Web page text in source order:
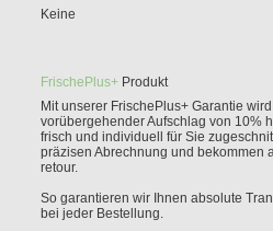
Keine
FrischePlus+ Produkt
Mit unserer FrischePlus+Garantie
vorübergehender Aufschlag von 10%
frisch und individuell für Sie
präzisen Abrechnung und bekommen
retour.
So garantieren wir Ihnen absolute
bei jeder Bestellung.